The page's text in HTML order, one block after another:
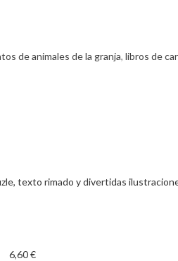
de animales de la granja, libros de
texto rimado y divertidas
6,60 €